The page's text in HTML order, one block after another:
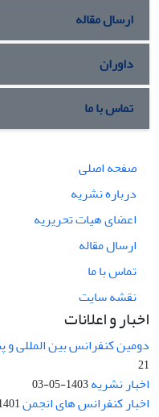
ارسال مقاله
داوران
تماس با ما
صفحه اصلی
درباره نشریه
اعضای هیات تحریریه
ارسال مقاله
تماس با ما
نقشه سایت
اخبار و اعلانات
دومین کنفرانس بین المللی
21
اخبار نشریه1403-05-03
اخبار کنفرانس های انجمن01-10